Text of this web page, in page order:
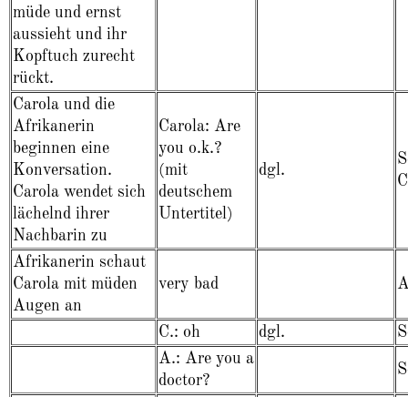
müde und ernst
aussieht und ihr
Kopftuch zurecht
rückt.
Carola und die
Afrikanerin
beginnen eine
Konversation.
Carola wendet sich
lächelnd ihrer
Nachbarin zu
Carola: Are
you o.k.?
(mit
deutschem
Untertitel)
dgl.
Afrikanerin schaut
Carola mit müden
Augen an
very bad
C.: oh dgl.
A.: Are you a
doctor?